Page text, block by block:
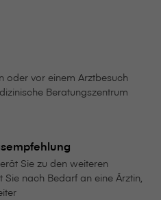
oder vor einem Arztbesuch
Beratungszentrum
Sie zu den weiteren
nach Bedarf an eine Ärztin,